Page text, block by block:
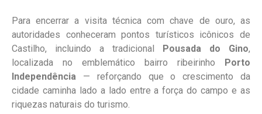
Para encerrar a visita técnica com chave de ouro, as
autoridades conheceram pontos turísticos icônicos de
Castilho, incluindo a tradicional Pousada do Gino,
localizada no emblemático bairro ribeirinho Porto
Independência — reforçando que o crescimento da
cidade caminha lado a lado entre a força do campo e as
riquezas naturais do turismo.